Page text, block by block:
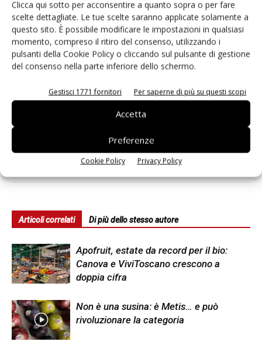
Clicca qui sotto per acconsentire a quanto sopra o per fare
scelte dettagliate. Le tue scelte saranno applicate solamente a
questo sito. È possibile modificare le impostazioni in qualsiasi
momento, compreso il ritiro del consenso, utilizzando i
pulsanti della Cookie Policy o cliccando sul pulsante di gestione
del consenso nella parte inferiore dello schermo.
Gestisci 1771 fornitori Per saperne di più su questi scopi
Accetta
Preferenze
Cookie Policy Privacy Policy
Articolo precedente
Supermercato24 e Maxi Di,
l’accordo si estende alla
Lombardia
Prossimo articolo
Life, debuttano i piccoli frutti
con una promozione in store
Francesca Baccino
Articoli correlati Di più dello stesso autore
Apofruit, estate da record per il bio:
Canova e ViviToscano crescono a
doppia cifra
Non è una susina: è Metis… e può
rivoluzionare la categoria